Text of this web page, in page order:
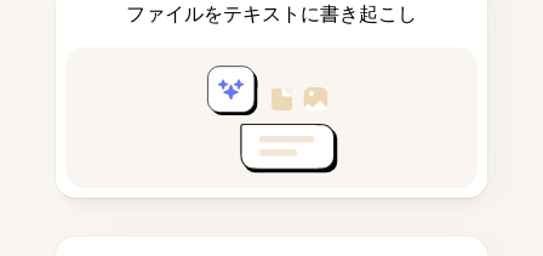
ファイルをテキストに書き起こし